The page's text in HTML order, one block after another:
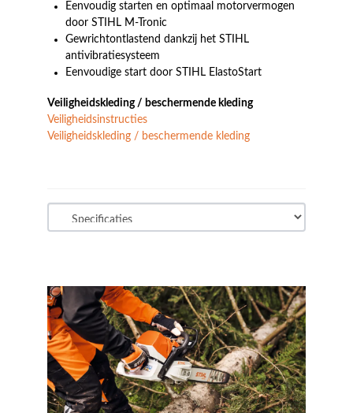
Eenvoudig starten en optimaal motorvermogen
door STIHL M-Tronic
Gewrichtontlastend dankzij het STIHL
antivibratiesysteem
Eenvoudige start door STIHL ElastoStart
Veiligheidskleding / beschermende kleding
Veiligheidsinstructies
Veiligheidskleding / beschermende kleding